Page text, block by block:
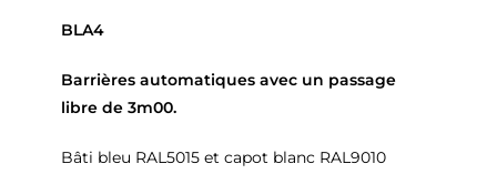
BLA4
Barrières automatiques avec un passage
libre de 3m00.
Bâti bleu RAL5015 et capot blanc RAL9010